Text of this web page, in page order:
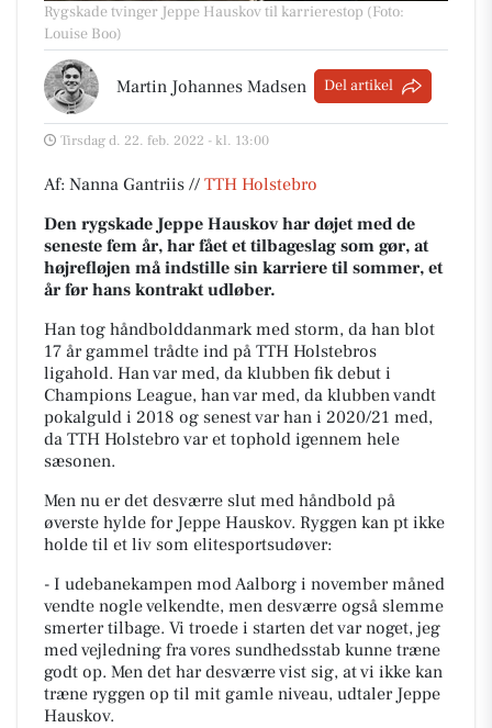
Rygskade tvinger Jeppe Hauskov til karrierestop (Foto:
Louise Boo)
Martin Johannes Madsen Del artikel
Tirsdag d. 22. feb. 2022 - kl. 13:00
Af: Nanna Gantriis // TTH Holstebro
Den rygskade Jeppe Hauskov har døjet med de
seneste fem år, har fået et tilbageslag som gør, at
højrefløjen må indstille sin karriere til sommer, et
år før hans kontrakt udløber.
Han tog håndbolddanmark med storm, da han blot
17 år gammel trådte ind på TTH Holstebros
ligahold. Han var med, da klubben fik debut i
Champions League, han var med, da klubben vandt
pokalguld i 2018 og senest var han i 2020/21 med,
da TTH Holstebro var et tophold igennem hele
sæsonen.
Men nu er det desværre slut med håndbold på
øverste hylde for Jeppe Hauskov. Ryggen kan pt ikke
holde til et liv som elitesportsudøver:
- I udebanekampen mod Aalborg i november måned
vendte nogle velkendte, men desværre også slemme
smerter tilbage. Vi troede i starten det var noget, jeg
med vejledning fra vores sundhedsstab kunne træne
godt op. Men det har desværre vist sig, at vi ikke kan
træne ryggen op til mit gamle niveau, udtaler Jeppe
Hauskov.